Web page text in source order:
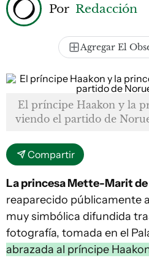
Por Redacción
Agregar El
El príncipe Haakon y la
viendo el partido de
Compartir
La princesa Mette-Marit
reaparecido públicamente
muy simbólica difundida
fotografía, tomada en el
abrazada al príncipe